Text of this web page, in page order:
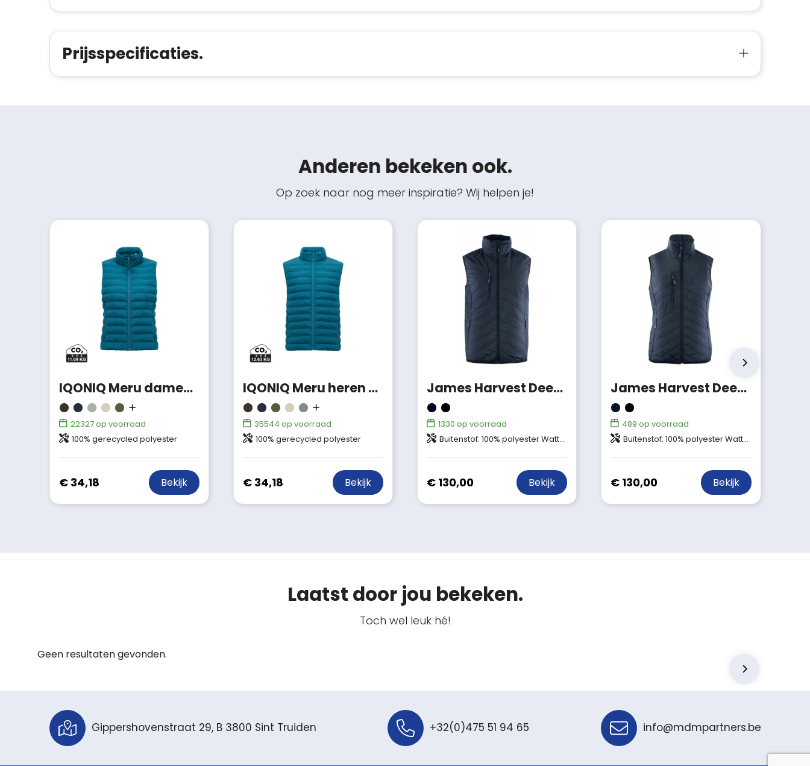
Prijsspecificaties.
Anderen bekeken ook.
Op zoek naar nog meer inspiratie? Wij helpen je!
IQONIQ Meru dames gerecycled polyester bodywarmer
22327op voorraad
100% gerecycled polyester
€ 34,18 Bekijk
IQONIQ Meru heren gerecycled polyester bodywarmer
35544 op voorraad
100% gerecycled polyester
€ 34,18 Bekijk
James Harvest Deer Ridge Bodywarmer Heren
1330 op voorraad
Buitenstof: 100% polyester Wattering: Thermolite Micro 100% polyester. Bluesign® APPROVED Voering: 100% nylon"
€ 130,00 Bekijk
James Harvest Deer Ridge Bodywarmer Dames
489 op voorraad
Buitenstof: 100% polyester Wattering: Thermolite Micro 100% polyester, Bluesign® APPROVED Voering: 100% nylon
€ 130,00 Bekijk
Laatst door jou bekeken.
Toch wel leuk hé!
Geen resultaten gevonden.
Gippershovenstraat 29, B 3800 Sint Truiden +32(0)475 51 94 65 info@mdmpartners.be